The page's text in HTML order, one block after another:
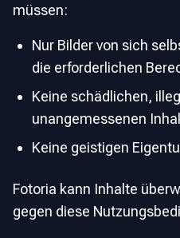
müssen:
Nur Bilder von sich
die erforderlichen
Keine schädlichen,
unangemessenen
Keine geistigen
Fotoria kann Inhalte
gegen diese